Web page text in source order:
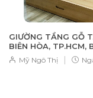
GIƯỜNG TẦNG GỖ
BIÊN HÒA, TP.HCM,
Mỹ Ngô Thị